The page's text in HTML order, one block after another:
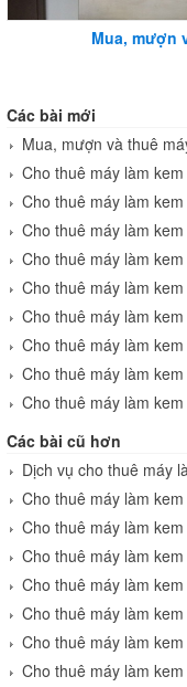
Mua, mượn
Các bài mới
Mua, mượn và thuê
Cho thuê máy làm
Cho thuê máy làm
Cho thuê máy làm
Cho thuê máy làm
Cho thuê máy làm
Cho thuê máy làm
Cho thuê máy làm
Cho thuê máy làm
Cho thuê máy làm
Các bài cũ hơn
Dịch vụ cho thuê máy
Cho thuê máy làm
Cho thuê máy làm
Cho thuê máy làm
Cho thuê máy làm
Cho thuê máy làm
Cho thuê máy làm
Cho thuê máy làm